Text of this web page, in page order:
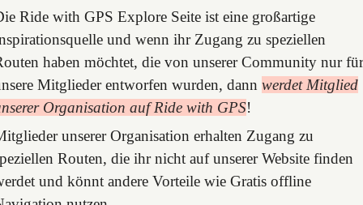
Ride with GPS Explore Seite ist eine großartige
und wenn ihr Zugang zu speziellen
haben möchtet, die von unserer Community nur für
Mitglieder entworfen wurden, dann werdet Mitglied
Organisation auf Ride with GPS!
unserer Organisation erhalten Zugang zu
Routen, die ihr nicht auf unserer Website finden
und könnt andere Vorteile wie Gratis offline